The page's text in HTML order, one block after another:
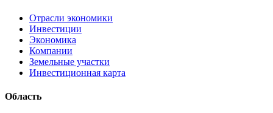
Отрасли экономики
Инвестиции
Экономика
Компании
Земельные участки
Инвестиционная карта
Область